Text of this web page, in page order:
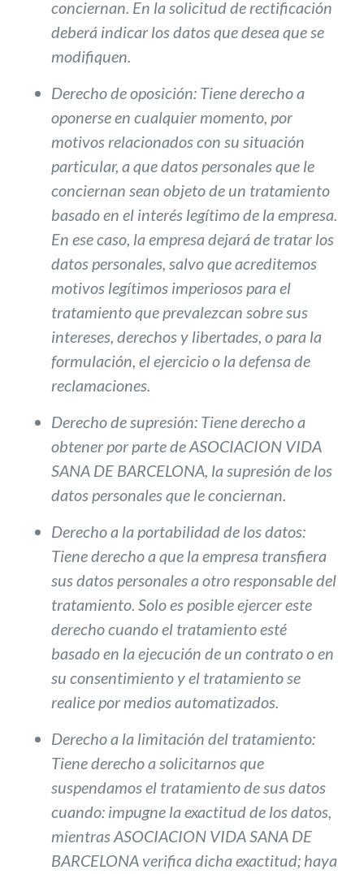
conciernan. En la solicitud de rectificación
deberá indicar los datos que desea que se
modifiquen.
Derecho de oposición: Tiene derecho a
oponerse en cualquier momento, por
motivos relacionados con su situación
particular, a que datos personales que le
conciernan sean objeto de un tratamiento
basado en el interés legítimo de la empresa.
En ese caso, la empresa dejará de tratar los
datos personales, salvo que acreditemos
motivos legítimos imperiosos para el
tratamiento que prevalezcan sobre sus
intereses, derechos y libertades, o para la
formulación, el ejercicio o la defensa de
reclamaciones.
Derecho de supresión: Tiene derecho a
obtener por parte de ASOCIACION VIDA
SANA DE BARCELONA, la supresión de los
datos personales que le conciernan.
Derecho a la portabilidad de los datos:
Tiene derecho a que la empresa transfiera
sus datos personales a otro responsable del
tratamiento. Solo es posible ejercer este
derecho cuando el tratamiento esté
basado en la ejecución de un contrato o en
su consentimiento y el tratamiento se
realice por medios automatizados.
Derecho a la limitación del tratamiento:
Tiene derecho a solicitarnos que
suspendamos el tratamiento de sus datos
cuando: impugne la exactitud de los datos,
mientras ASOCIACION VIDA SANA DE
BARCELONA verifica dicha exactitud; haya